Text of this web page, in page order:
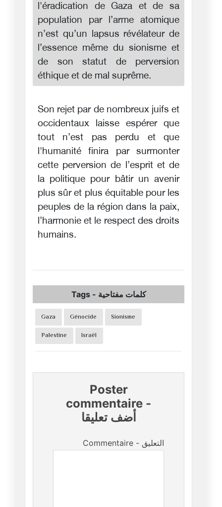
l'éradication de Gaza et de sa
population par l’arme atomique
n’est qu’un lapsus révélateur de
l’essence même du sionisme et
de son statut de perversion
éthique et de mal suprême.
Son rejet par de nombreux juifs et
occidentaux laisse espérer que
tout n’est pas perdu et que
l'humanité finira par surmonter
cette perversion de l’esprit et de
la politique pour bâtir un avenir
plus sûr et plus équitable pour les
peuples de la région dans la paix,
l’harmonie et le respect des droits
humains.
Tags- كلمات مفتاحية
Gaza Génocide
Sionisme
Palestine
Israël
Poster
commentaire -
أضف تعليقا
Commentaire - التعليق